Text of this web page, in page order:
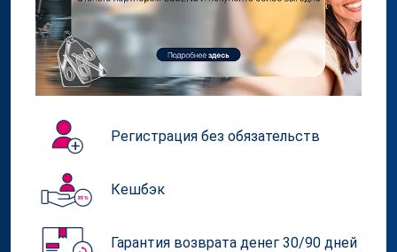
Регистрация без обязательств
Кешбэк
Гарантия возврата денег 30/90 дней